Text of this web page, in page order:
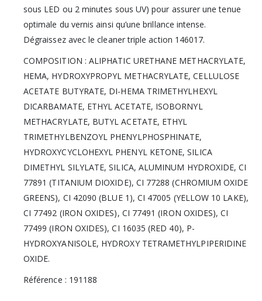
sous LED ou 2 minutes sous UV) pour assurer une tenue
optimale du vernis ainsi qu’une brillance intense.
Dégraissez avec le cleaner triple action 146017.
COMPOSITION : ALIPHATIC URETHANE METHACRYLATE,
HEMA, HYDROXYPROPYL METHACRYLATE, CELLULOSE
ACETATE BUTYRATE, DI-HEMA TRIMETHYLHEXYL
DICARBAMATE, ETHYL ACETATE, ISOBORNYL
METHACRYLATE, BUTYL ACETATE, ETHYL
TRIMETHYLBENZOYL PHENYLPHOSPHINATE,
HYDROXYCYCLOHEXYL PHENYL KETONE, SILICA
DIMETHYL SILYLATE, SILICA, ALUMINUM HYDROXIDE, CI
77891 (TITANIUM DIOXIDE), CI 77288 (CHROMIUM OXIDE
GREENS), CI 42090 (BLUE 1), CI 47005 (YELLOW 10 LAKE),
CI 77492 (IRON OXIDES), CI 77491 (IRON OXIDES), CI
77499 (IRON OXIDES), CI 16035 (RED 40), P-
HYDROXYANISOLE, HYDROXY TETRAMETHYLPIPERIDINE
OXIDE.
Référence : 191188